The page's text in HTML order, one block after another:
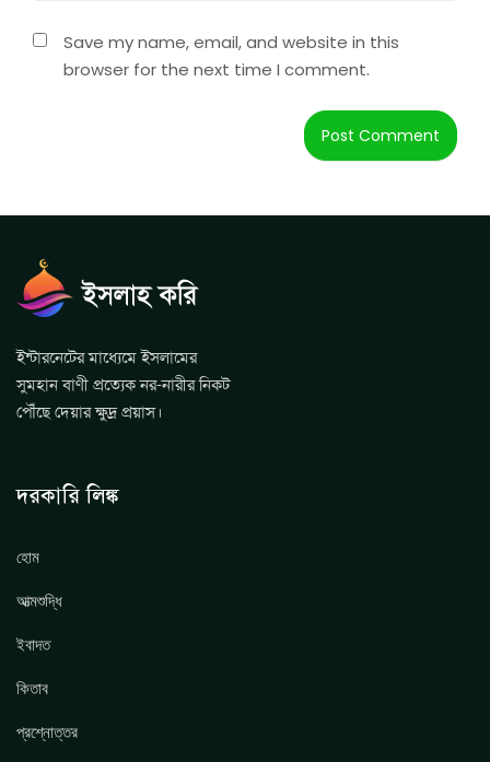
Save my name, email, and website in this
browser for the next time I comment.
ইন্টারনেটের মাধ্যেমে ইসলামের
সুমহান বাণী প্রত্যেক নর-নারীর নিকট
পৌঁছে দেয়ার ক্ষুদ্র প্রয়াস।
দরকারি লিঙ্ক
হোম
আত্মশুদ্ধি
ইবাদত
কিতাব
প্রশ্নোত্তর